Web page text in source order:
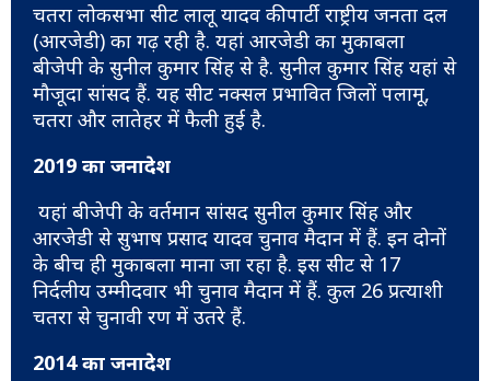
चतरा लोकसभा सीट लालू यादव की पार्टी राष्ट्रीय जनता दल
(आरजेडी) का गढ़ रही है. यहां आरजेडी का मुकाबला
बीजेपी के सुनील कुमार सिंह से है. सुनील कुमार सिंह यहां से
मौजूदा सांसद हैं. यह सीट नक्सल प्रभावित जिलों पलामू,
चतरा और लातेहर में फैली हुई है.
2019 का जनादेश
यहां बीजेपी के वर्तमान सांसद सुनील कुमार सिंह और
आरजेडी से सुभाष प्रसाद यादव चुनाव मैदान में हैं. इन दोनों
के बीच ही मुकाबला माना जा रहा है. इस सीट से 17
निर्दलीय उम्मीदवार भी चुनाव मैदान में हैं. कुल 26 प्रत्याशी
चतरा से चुनावी रण में उतरे हैं.
2014 का जनादेश